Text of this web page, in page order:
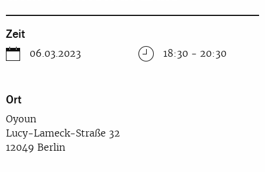
Zeit
06.03.2023 18:30 - 20:30
Ort
Oyoun
Lucy-Lameck-Straße 32
12049 Berlin